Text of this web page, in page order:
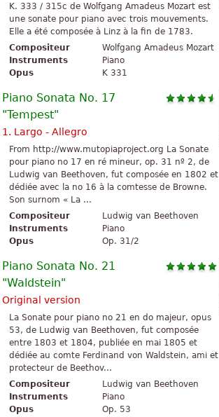
K. 333 / 315c de Wolfgang Amadeus Mozart est
une sonate pour piano avec trois mouvements.
Elle a été composée à Linz à la fin de 1783.
Compositeur
Wolfgang Amadeus Mozart
Instruments
Piano
Opus
K 331
Piano Sonata No. 17
"Tempest"
1. Largo - Allegro
From http://www.mutopiaproject.org La Sonate
pour piano no 17 en ré mineur, op. 31 nº 2, de
Ludwig van Beethoven, fut composée en 1802 et
dédiée avec la no 16 à la comtesse de Browne.
Son surnom « La ...
Compositeur
Ludwig van Beethoven
Instruments
Piano
Opus
Op. 31/2
Piano Sonata No. 21
"Waldstein"
Original version
La Sonate pour piano no 21 en do majeur, opus
53, de Ludwig van Beethoven, fut composée
entre 1803 et 1804, publiée en mai 1805 et
dédiée au comte Ferdinand von Waldstein, ami et
protecteur de Beethov...
Compositeur
Ludwig van Beethoven
Instruments
Piano
Opus
Op. 53